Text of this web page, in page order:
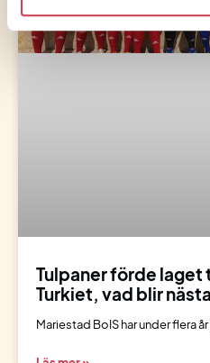
Tulpaner förde laget
Turkiet, vad blir
Mariestad BoIS har under flera